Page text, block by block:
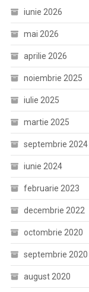
iunie 2026
mai 2026
aprilie 2026
noiembrie 2025
iulie 2025
martie 2025
septembrie 2024
iunie 2024
februarie 2023
decembrie 2022
octombrie 2020
septembrie 2020
august 2020